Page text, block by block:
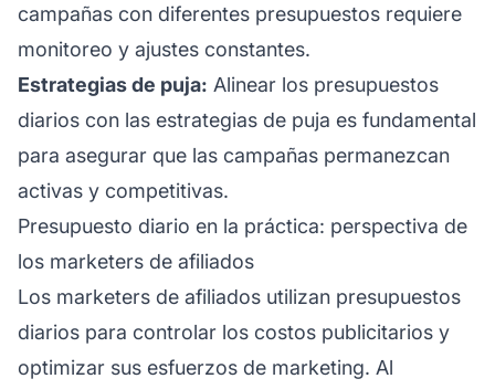
campañas con diferentes presupuestos requiere
monitoreo y ajustes constantes.
Estrategias de puja: Alinear los presupuestos
diarios con las estrategias de puja es fundamental
para asegurar que las campañas permanezcan
activas y competitivas.
Presupuesto diario en la práctica: perspectiva de
los marketers de afiliados
Los marketers de afiliados utilizan presupuestos
diarios para controlar los costos publicitarios y
optimizar sus esfuerzos de marketing. Al